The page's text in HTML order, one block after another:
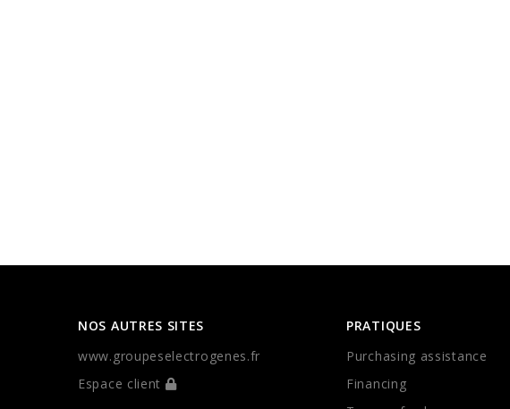
NOS AUTRES SITES
www.groupeselectrogenes.fr
Espace client
PRATIQUES
Purchasing assistance
Financing